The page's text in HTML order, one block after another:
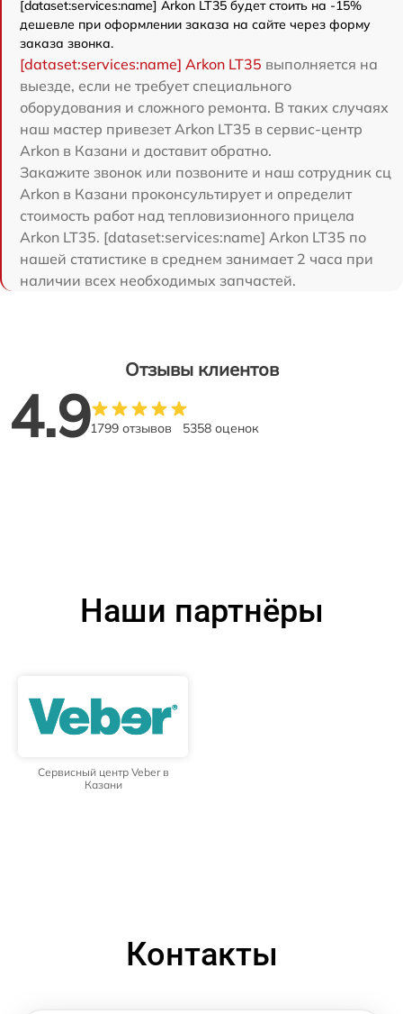
[dataset:services:name] Arkon LT35 будет стоить на -15%
дешевле при оформлении заказа на сайте через форму
заказа звонка.
[dataset:services:name] Arkon LT35 выполняется на
выезде, если не требует специального
оборудования и сложного ремонта. В таких случаях
наш мастер привезет Arkon LT35 в сервис-центр
Arkon в Казани и доставит обратно.
Закажите звонок или позвоните и наш сотрудник сц
Arkon в Казани проконсультирует и определит
стоимость работ над тепловизионного прицела
Arkon LT35. [dataset:services:name] Arkon LT35 по
нашей статистике в среднем занимает 2 часа при
наличии всех необходимых запчастей.
Отзывы клиентов
4.91799 отзывов 5358 оценок
Наши партнёры
Сервисный центр Veber в
Казани
Контакты